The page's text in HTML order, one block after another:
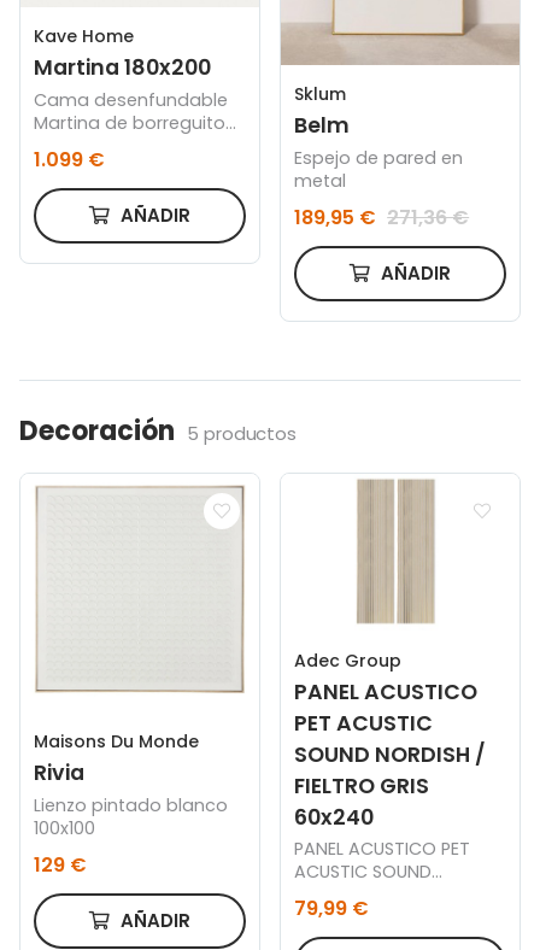
Kave Home
Martina 180x200
Cama desenfundable
Martina de borreguito
180 x 200 cm
1.099 €
AÑADIR
Sklum
Belm
Espejo de pared en
metal
189,95 € 271,36 €
AÑADIR
Decoración 5 productos
Maisons Du Monde
Rivia
Lienzo pintado blanco
100x100
129 €
AÑADIR
Adec Group
PANEL ACUSTICO
PET ACUSTIC
SOUND NORDISH /
FIELTRO GRIS
60x240
PANEL ACUSTICO PET
ACUSTIC SOUND
NORDISH / FIELTRO GRIS
60 x 240 CM.
79,99 €